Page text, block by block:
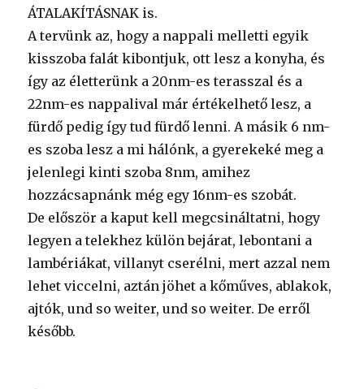
ÁTALAKÍTÁSNAK is.
A tervünk az, hogy a nappali melletti egyik
kisszoba falát kibontjuk, ott lesz a konyha, és
így az életterünk a 20nm-es terasszal és a
22nm-es nappalival már értékelhető lesz, a
fürdő pedig így tud fürdő lenni. A másik 6 nm-
es szoba lesz a mi hálónk, a gyerekeké meg a
jelenlegi kinti szoba 8nm, amihez
hozzácsapnánk még egy 16nm-es szobát.
De először a kaput kell megcsináltatni, hogy
legyen a telekhez külön bejárat, lebontani a
lambériákat, villanyt cserélni, mert azzal nem
lehet viccelni, aztán jöhet a kőműves, ablakok,
ajtók, und so weiter, und so weiter. De erről
később.